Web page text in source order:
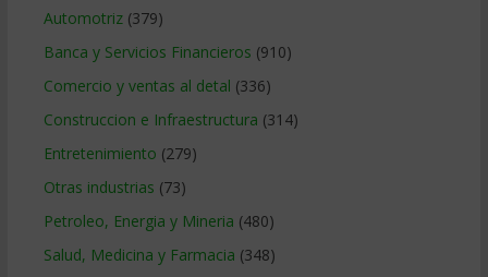
Automotriz(379)
Banca y Servicios Financieros (910)
Comercio y ventas al detal (336)
Construccion e Infraestructura (314)
Entretenimiento (279)
Otras industrias (73)
Petroleo, Energia y Mineria (480)
Salud, Medicina y Farmacia (348)